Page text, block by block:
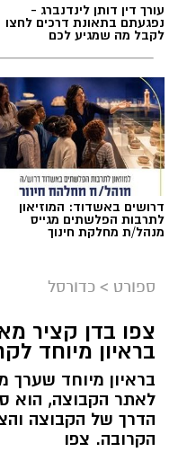
עורך דין דותן לינדנברג -
נפגעתם בתאונת דרכים לחצו
לקבל מה שמגיע לכם
דרושים באשדוד: המוזיאון
לתרבות הפלשתים מגייס
מנהל/ת מחלקת חינוך
ספורט > כדורסל
צפו בדן קציר
בראיון מיוחד
בראיון מיוחד שערך
לאתר הקבוצה, הוא
הדרך של הקבוצה
הקרובה. צפו